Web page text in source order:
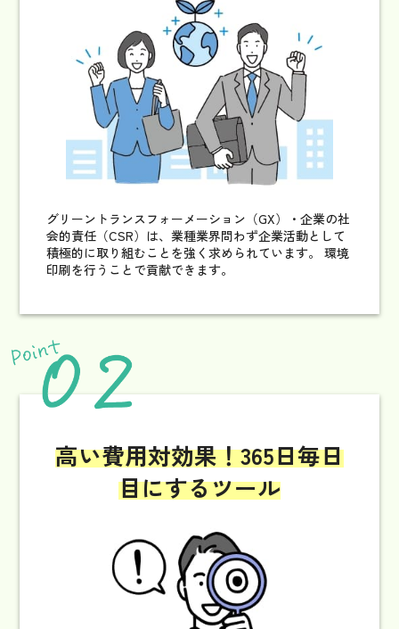
グリーントランスフォーメーション（GX）・企業の社
会的責任（CSR）は、業種業界問わず企業活動として
積極的に取り組むことを強く求められています。 環境
印刷を行うことで貢献できます。
高い費用対効果！365日毎日
目にするツール